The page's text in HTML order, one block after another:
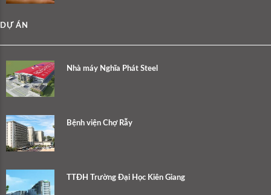
DỰ ÁN
Nhà máy Nghĩa Phát Steel
Bệnh viện Chợ Rẫy
TTĐH Trường Đại Học Kiên Giang